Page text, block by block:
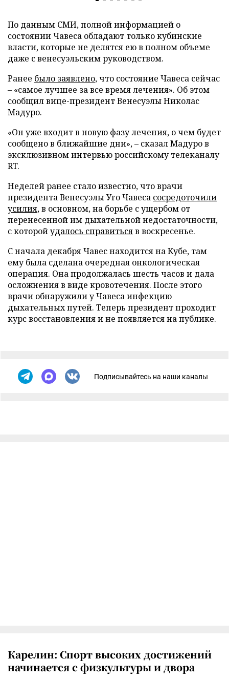
По данным СМИ, полной информацией о
состоянии Чавеса обладают только кубинские
власти, которые не делятся ею в полном объеме
даже с венесуэльским руководством.
Ранее было заявлено, что состояние Чавеса сейчас
– «самое лучшее за все время лечения». Об этом
сообщил вице-президент Венесуэлы Николас
Мадуро.
«Он уже входит в новую фазу лечения, о чем будет
сообщено в ближайшие дни», – сказал Мадуро в
эксклюзивном интервью российскому телеканалу
RT.
Неделей ранее стало известно, что врачи
президента Венесуэлы Уго Чавеса сосредоточили
усилия, в основном, на борьбе с ущербом от
перенесенной им дыхательной недостаточности,
с которойудалось справитьсяв воскресенье.
С начала декабря Чавес находится на Кубе, там
ему была сделана очередная онкологическая
операция. Она продолжалась шесть часов и дала
осложнения в виде кровотечения. После этого
врачи обнаружили у Чавеса инфекцию
дыхательных путей. Теперь президент проходит
курс восстановления и не появляется на публике.
Подписывайтесь на наши каналы
Карелин: Спорт высоких достижений
начинается с физкультуры и двора